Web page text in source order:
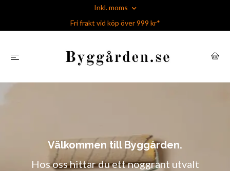
Inkl. moms
Fri frakt vid köp över 999 kr*
Välkommen till Byggården.
Hos oss hittar du ett noggrant utvalt